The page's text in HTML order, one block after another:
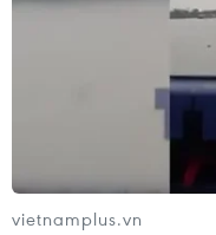
đưa hàng Việt về
vẫn mang tính mùa vụ.
vietnamplus.vn